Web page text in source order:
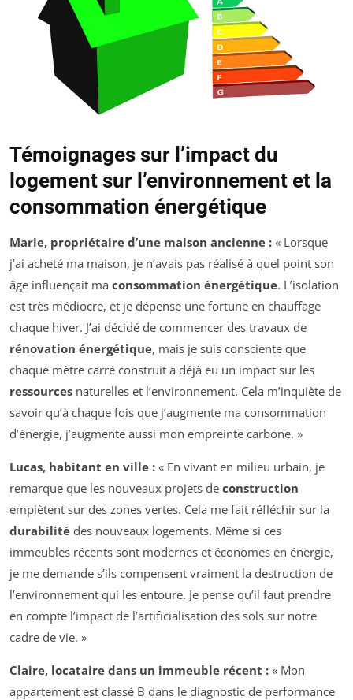
Témoignages sur l’impact du
logement sur l’environnement et la
consommation énergétique
Marie, propriétaire d’une maison ancienne : « Lorsque
j’ai acheté ma maison, je n’avais pas réalisé à quel point son
âge influençait ma consommation énergétique. L’isolation
est très médiocre, et je dépense une fortune en chauffage
chaque hiver. J’ai décidé de commencer des travaux de
rénovation énergétique, mais je suis consciente que
chaque mètre carré construit a déjà eu un impact sur les
ressources naturelles et l’environnement. Cela m’inquiète de
savoir qu’à chaque fois que j’augmente ma consommation
d’énergie, j’augmente aussi mon empreinte carbone. »
Lucas, habitant en ville : « En vivant en milieu urbain, je
remarque que les nouveaux projets de construction
empiètent sur des zones vertes. Cela me fait réfléchir sur la
durabilité des nouveaux logements. Même si ces
immeubles récents sont modernes et économes en énergie,
je me demande s’ils compensent vraiment la destruction de
l’environnement qui les entoure. Je pense qu’il faut prendre
en compte l’impact de l’artificialisation des sols sur notre
cadre de vie. »
Claire, locataire dans un immeuble récent : « Mon
appartement est classé B dans le diagnostic de performance